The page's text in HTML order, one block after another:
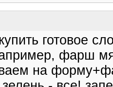
готовое
фарш
на